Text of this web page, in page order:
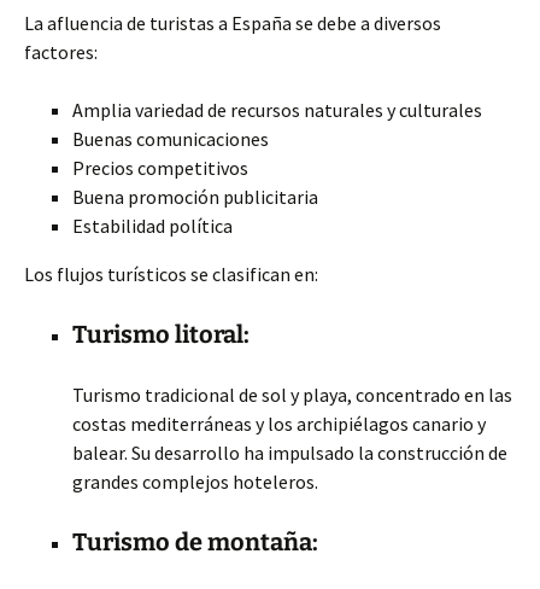
La afluencia de turistas a España se debe a diversos
factores:
Amplia variedad de recursos naturales y culturales
Buenas comunicaciones
Precios competitivos
Buena promoción publicitaria
Estabilidad política
Los flujos turísticos se clasifican en:
Turismo litoral:
Turismo tradicional de sol y playa, concentrado en las
costas mediterráneas y los archipiélagos canario y
balear. Su desarrollo ha impulsado la construcción de
grandes complejos hoteleros.
Turismo de montaña: